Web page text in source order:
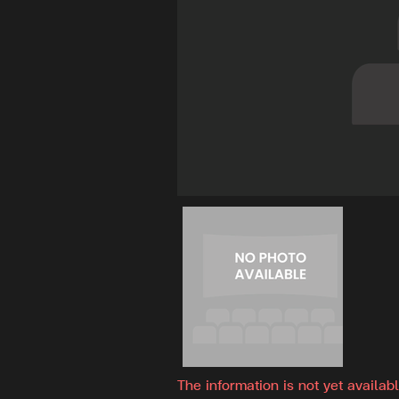
The information is not yet